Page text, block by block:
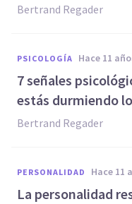
Bertrand Regader
PSICOLOGÍA hace 11
7 señales
estás durmiendo
Bertrand Regader
PERSONALIDAD hace 11
La personalidad